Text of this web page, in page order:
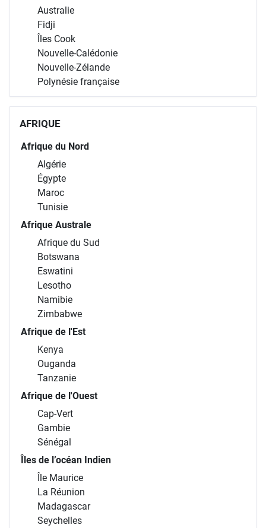
Australie
Fidji
Îles Cook
Nouvelle-Calédonie
Nouvelle-Zélande
Polynésie française
AFRIQUE
Afrique du Nord
Algérie
Égypte
Maroc
Tunisie
Afrique Australe
Afrique du Sud
Botswana
Eswatini
Lesotho
Namibie
Zimbabwe
Afrique de l'Est
Kenya
Ouganda
Tanzanie
Afrique de l'Ouest
Cap-Vert
Gambie
Sénégal
Îles de l’océan Indien
Île Maurice
La Réunion
Madagascar
Seychelles